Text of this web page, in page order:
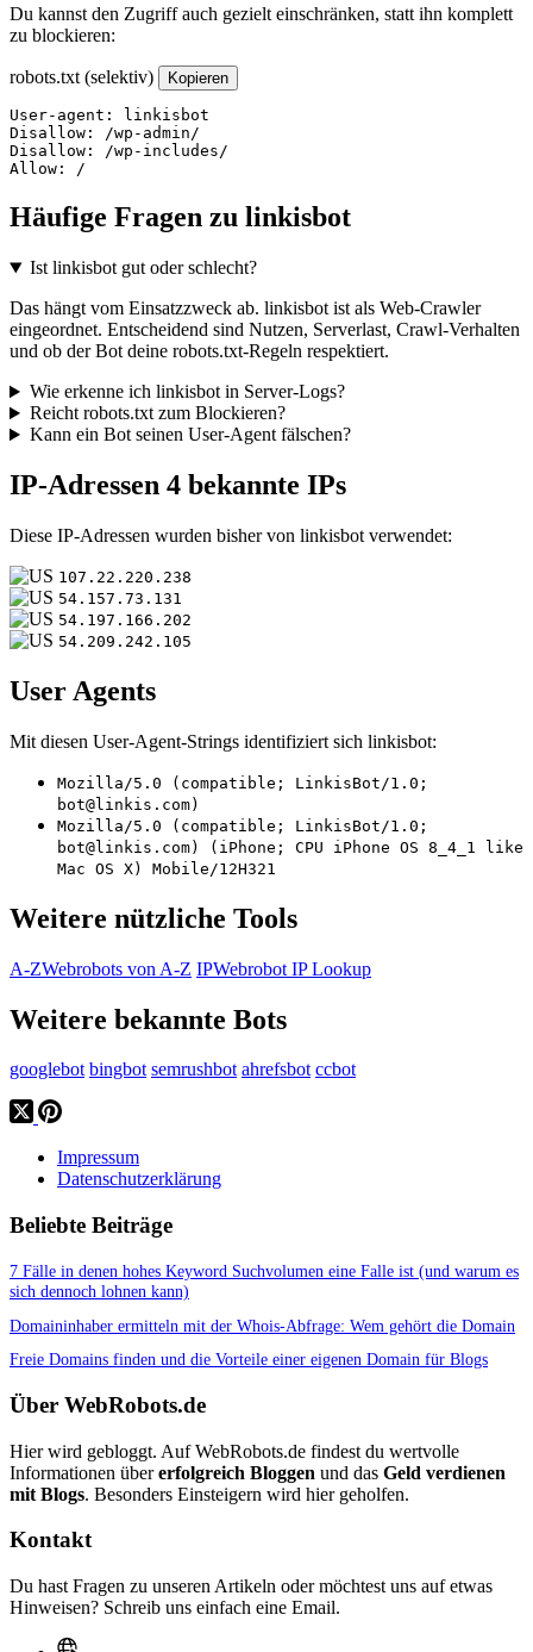
Du kannst den Zugriff auch gezielt einschränken, statt ihn komplett
zu blockieren:
robots.txt (selektiv) Kopieren
User-agent: linkisbot
Disallow: /wp-admin/
Disallow: /wp-includes/
Allow: /
Häufige Fragen zu linkisbot
Ist linkisbot gut oder schlecht?
Das hängt vom Einsatzzweck ab. linkisbot ist als Web-Crawler
eingeordnet. Entscheidend sind Nutzen, Serverlast, Crawl-Verhalten
und ob der Bot deine robots.txt-Regeln respektiert.
Wie erkenne ich linkisbot in Server-Logs?
Reicht robots.txt zum Blockieren?
Kann ein Bot seinen User-Agent fälschen?
IP-Adressen 4 bekannte IPs
Diese IP-Adressen wurden bisher von linkisbot verwendet:
107.22.220.238
54.157.73.131
54.197.166.202
54.209.242.105
User Agents
Mit diesen User-Agent-Strings identifiziert sich linkisbot:
Mozilla/5.0 (compatible; LinkisBot/1.0;
bot@linkis.com)
Mozilla/5.0 (compatible; LinkisBot/1.0;
bot@linkis.com) (iPhone; CPU iPhone OS 8_4_1 like
Mac OS X) Mobile/12H321
Weitere nützliche Tools
A-ZWebrobots von A-Z IPWebrobot IP Lookup
Weitere bekannte Bots
googlebot bingbot semrushbot ahrefsbot ccbot
Impressum
Datenschutzerklärung
Beliebte Beiträge
7 Fälle in denen hohes Keyword Suchvolumen eine Falle ist (und warum es
sich dennoch lohnen kann)
Domaininhaber ermitteln mit der Whois-Abfrage: Wem gehört die Domain
Freie Domains finden und die Vorteile einer eigenen Domain für Blogs
Über WebRobots.de
Hier wird gebloggt. Auf WebRobots.de findest du wertvolle
Informationen übererfolgreich Bloggen und das Geld verdienen
mit Blogs. Besonders Einsteigern wird hier geholfen.
Kontakt
Du hast Fragen zu unseren Artikeln oder möchtest uns auf etwas
Hinweisen? Schreib uns einfach eine Email.